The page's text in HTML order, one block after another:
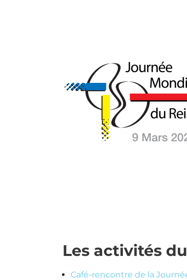
Les activités
Café-rencontre de la